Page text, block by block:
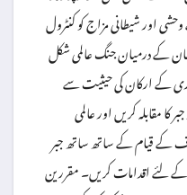
اور شیطانی مزاج کو کنٹرول
کے درمیان جنگ عالمی شکل
کے ارکان کی حیثیت سے
مقابلہ کریں اور عالمی
کے قیام کے ساتھ ساتھ جبر
لئے اقدامات کریں۔ مقررین